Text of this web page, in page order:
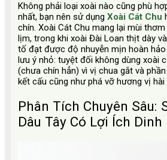
Không phải loại xoài nào cũng phù
nhất, bạn nên sử dụng Xoài Cát Chu
chín. Xoài Cát Chu mang lại mùi
lịm, trong khi xoài Đài Loan thịt dày
tố đạt được độ nhuyễn mịn hoàn
lưu ý nhỏ: tuyệt đối không dùng xoài
(chưa chín hẳn) vì vị chua gắt và
kết cấu cũng như phá vỡ hương vị hài
Phân Tích Chuyên Sâu:
Dâu Tây Có Lợi Ích Dinh